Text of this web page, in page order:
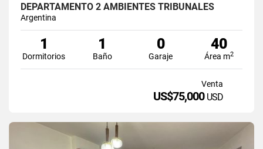
DEPARTAMENTO 2 AMBIENTES TRIBUNALES
Argentina
1
Dormitorios
1
Baño
0
Garaje
40
Área m2
Venta
US$75,000 USD